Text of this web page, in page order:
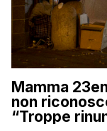
Mamma
non
“Troppe